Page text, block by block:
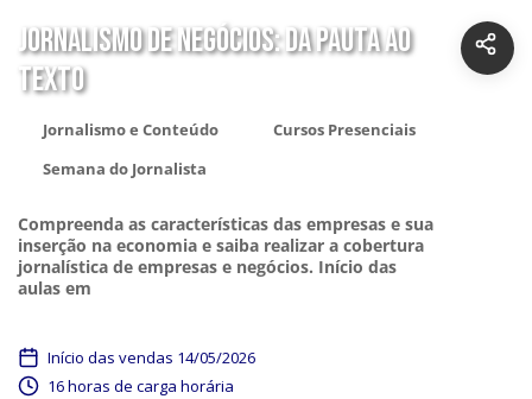
JORNALISMO DE NEGÓCIOS: DA PAUTA AO
TEXTO
Compreenda as características das empresas e sua
inserção na economia e saiba realizar a cobertura
jornalística de empresas e negócios. Início das
aulas em
Jornalismo e Conteúdo
Cursos Presenciais
Semana do Jornalista
Início das vendas 14/05/2026
16 horas de carga horária